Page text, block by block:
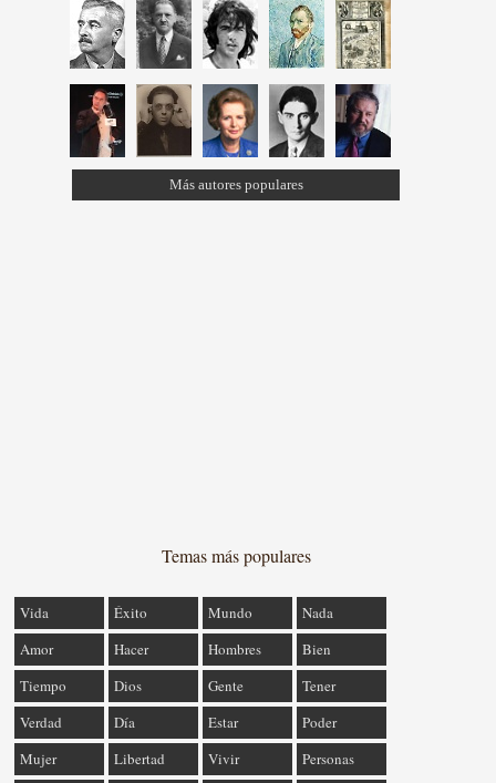
Más autores populares
Temas más populares
Vida Éxito Mundo
Nada
Amor
Hacer Hombres
Bien
Tiempo
Dios Gente
Tener
Verdad
Día Estar
Poder
Mujer
Libertad Vivir Personas